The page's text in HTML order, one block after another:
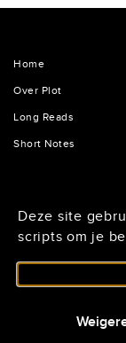
Deze site
scripts om je
het verlangen
Home
Over Plot
Long Reads
Short Notes
1075 HH Amsterdam
020 - 6234296